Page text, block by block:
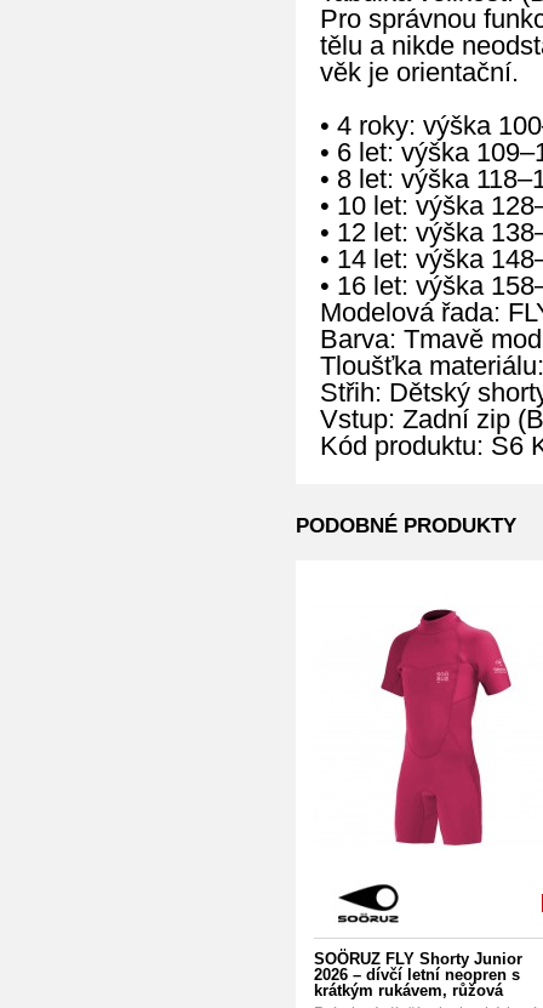
Pro správnou
tělu a nikde
věk je orientační.
• 4 roky: výška
• 6 let: výška
• 8 let: výška
• 10 let: výška
• 12 let: výška
• 14 let: výška
• 16 let: výška
Modelová řada:
Barva: Tmavě
Tloušťka
Střih: Dětský
Vstup: Zadní zip
Kód produktu: S6
PODOBNÉ PRODUKTY
SOÖRUZ FLY Shorty Junior
2026 – dívčí letní neopren s
krátkým rukávem, růžová